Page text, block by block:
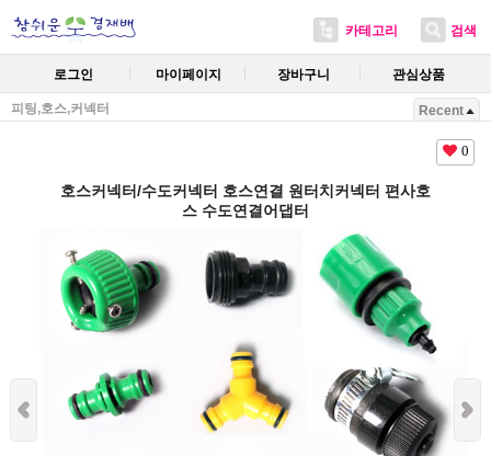
카테고리 검색
로그인 마이페이지 장바구니 관심상품
피팅,호스,커넥터 Recent
0
호스커넥터/수도커넥터 호스연결 원터치커넥터 편사호
스 수도연결어댑터